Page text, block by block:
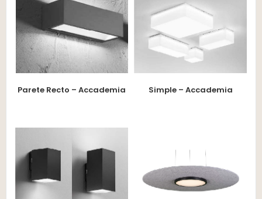
Parete Recto – Accademia Simple – Accademia